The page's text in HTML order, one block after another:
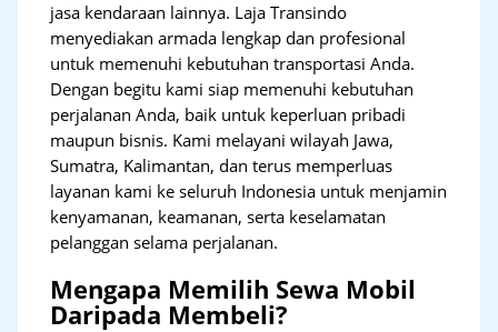
jasa kendaraan lainnya. Laja Transindo
menyediakan armada lengkap dan profesional
untuk memenuhi kebutuhan transportasi Anda.
Dengan begitu kami siap memenuhi kebutuhan
perjalanan Anda, baik untuk keperluan pribadi
maupun bisnis. Kami melayani wilayah Jawa,
Sumatra, Kalimantan, dan terus memperluas
layanan kami ke seluruh Indonesia untuk menjamin
kenyamanan, keamanan, serta keselamatan
pelanggan selama perjalanan.
Mengapa Memilih Sewa Mobil
Daripada Membeli?